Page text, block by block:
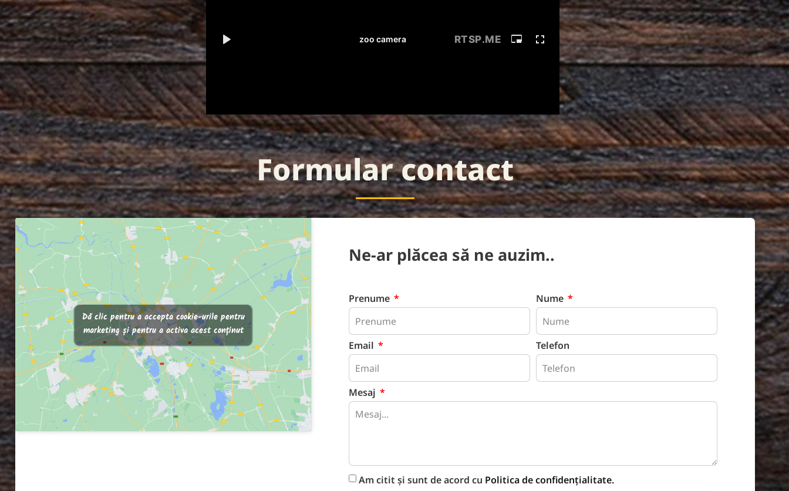
Formular contact
Dă clic pentru a accepta cookie-urile pentru
marketing și pentru a activa acest conținut
Ne-ar plăcea să ne auzim..
Prenume Nume
Email Telefon
Mesaj
Am citit și sunt de acord cu Politica de confidențialitate.